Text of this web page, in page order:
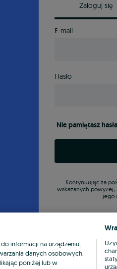
Zaloguj się
E-mail
Hasło
Nie pamiętasz
Kontynuując za
wskazanych powyżej,
jego
informacji na urządzeniu,
danych osobowych.
poniżej lub w